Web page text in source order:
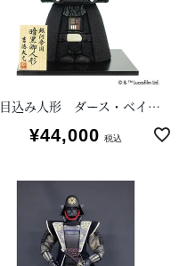
木目込み人形 ダース・ベイダー
¥44,000 税込